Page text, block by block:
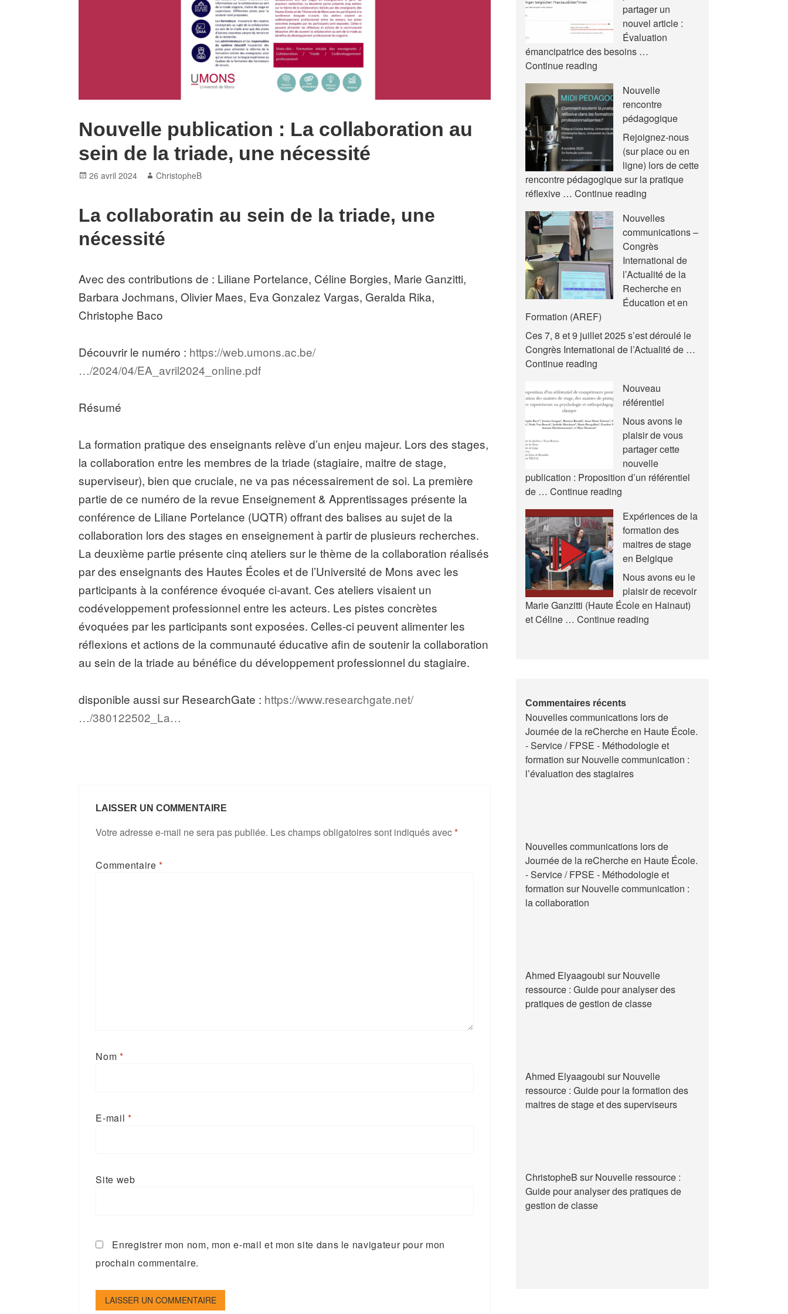
Nouvelle publication : La collaboration au
sein de la triade, une nécessité
Posted
26 avril 2024 Author
ChristopheB
La collaboratin au sein de la triade, une
nécessité
Avec des contributions de : Liliane Portelance, Céline Borgies, Marie Ganzitti,
Barbara Jochmans, Olivier Maes, Eva Gonzalez Vargas, Geralda Rika,
Christophe Baco
Découvrir le numéro : https://web.umons.ac.be/
…/2024/04/EA_avril2024_online.pdf
Résumé
La formation pratique des enseignants relève d’un enjeu majeur. Lors des stages,
la collaboration entre les membres de la triade (stagiaire, maitre de stage,
superviseur), bien que cruciale, ne va pas nécessairement de soi. La première
partie de ce numéro de la revue Enseignement & Apprentissages présente la
conférence de Liliane Portelance (UQTR) offrant des balises au sujet de la
collaboration lors des stages en enseignement à partir de plusieurs recherches.
La deuxième partie présente cinq ateliers sur le thème de la collaboration réalisés
par des enseignants des Hautes Écoles et de l’Université de Mons avec les
participants à la conférence évoquée ci-avant. Ces ateliers visaient un
codéveloppement professionnel entre les acteurs. Les pistes concrètes
évoquées par les participants sont exposées. Celles-ci peuvent alimenter les
réflexions et actions de la communauté éducative afin de soutenir la collaboration
au sein de la triade au bénéfice du développement professionnel du stagiaire.
disponible aussi sur ResearchGate : https://www.researchgate.net/
…/380122502_La…
LAISSER UN COMMENTAIRE
Votre adresse e-mail ne sera pas publiée. Les champs obligatoires sont indiqués avec*
Commentaire*
Nom*
E-mail *
Site web
Enregistrer mon nom, mon e-mail et mon site dans le navigateur pour mon
prochain commentaire.
partager un
nouvel article :
Évaluation
émancipatrice des besoins …
Continue reading
Nouvelle
rencontre
pédagogique
Rejoignez-nous
(sur place ou en
ligne) lors de cette
rencontre pédagogique sur la pratique
réflexive …Continue reading
pédagogique
Nouvelles
communications –
Congrès
International de
l’Actualité de la
Recherche en
Éducation et en
Formation (AREF)
Ces 7, 8 et 9 juillet 2025 s’est déroulé le
Congrès International de l’Actualité de …
Continue reading
–
Congrès
International
l’Actualité
la
Recherche
Éducation
et
en
Formation
(AREF)
Nouveau
référentiel
Nous avons le
plaisir de vous
partager cette
nouvelle
publication : Proposition d’un référentiel
de …Continue reading
Expériences de la
formation des
maitres de stage
en Belgique
Nous avons eu le
plaisir de recevoir
Marie Ganzitti (Haute École en Hainaut)
et Céline …Continue reading
stage
en
Belgique
Commentaires récents
Nouvelles communications lors de
Journée de la reCherche en Haute École.
- Service / FPSE - Méthodologie et
formation surNouvelle communication :
l’évaluation des stagiaires
Nouvelles communications lors de
Journée de la reCherche en Haute École.
- Service / FPSE - Méthodologie et
formation surNouvelle communication :
la collaboration
Ahmed Elyaagoubi surNouvelle
ressource : Guide pour analyser des
pratiques de gestion de classe
Ahmed Elyaagoubi surNouvelle
ressource : Guide pour la formation des
maitres de stage et des superviseurs
ChristopheB surNouvelle ressource :
Guide pour analyser des pratiques de
gestion de classe